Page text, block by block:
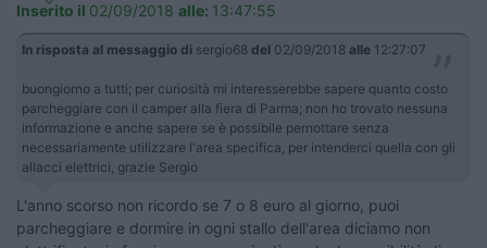
Inserito il 02/09/2018 alle: 13:47:55
In risposta al messaggio di sergio68 del 02/09/2018 alle 12:27:07
buongiorno a tutti; per curiosità mi interesserebbe sapere quanto costo
parcheggiare con il camper alla fiera di Parma; non ho trovato nessuna
informazione e anche sapere se è possibile pernottare senza
necessariamente utilizzare l'area specifica, per intenderci quella con gli
allacci elettrici, grazie Sergio
L'anno scorso non ricordo se 7 o 8 euro al giorno, puoi
parcheggiare e dormire in ogni stallo dell'area diciamo non